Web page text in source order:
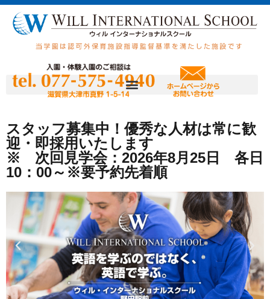
スタッフ募集中！優秀な人材は常に歓
迎・即採用いたします
※ 次回見学会：2026年8月25日 各日
10：00～※要予約先着順